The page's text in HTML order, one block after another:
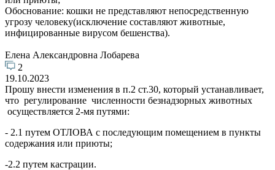
Обоснование: кошки не представляют непосредственную
угрозу человеку(исключение составляют животные,
инфицированные вирусом бешенства).
Елена Александровна Лобарева
2
19.10.2023
Прошу внести изменения в п.2 ст.30, который устанавливает,
что регулирование численности безнадзорных животных
осуществляется 2-мя путями:
- 2.1 путем ОТЛОВА с последующим помещением в пункты
содержания или приюты;
-2.2 путем кастрации.